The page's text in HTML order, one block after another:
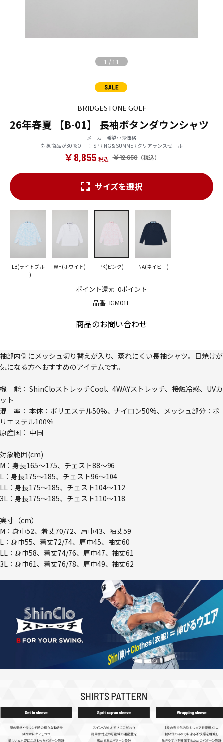
1 / 11
BRIDGESTONE GOLF
26年春夏 【B-01】 長袖ボタンダウンシャツ
メーカー希望小売価格
対象商品が30％OFF！ SPRING & SUMMER クリアランスセール
￥12,650
￥8,855
品番 IGM01F
ポイント還元 0ポイント
サイズを選択
LB(ライトブル
ー)
WH(ホワイト) PK(ピンク) NA(ネイビー)
商品のお問い合わせ
袖部内側にメッシュ切り替えが入り、蒸れにくい長袖シャツ。日焼けが
気になる方へおすすめのアイテムです。
機 能： ShinCloストレッチCool、4WAYストレッチ、接触冷感、UVカ
ット
混 率： 本体：ポリエステル50%、ナイロン50%、メッシュ部分：ポ
リエステル100％
原産国： 中国
対象範囲(cm)
M：身長165～175、チェスト88～96
L：身長175～185、チェスト96～104
LL：身長175～185、チェスト104～112
3L：身長175～185、チェスト110～118
実寸（cm）
M：身巾52、着丈70/72、肩巾43、袖丈59
L：身巾55、着丈72/74、肩巾45、袖丈60
LL：身巾58、着丈74/76、肩巾47、袖丈61
3L：身巾61、着丈76/78、肩巾49、袖丈62